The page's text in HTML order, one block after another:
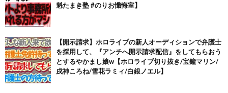
魁たまき塾 #のりお懺悔室】
【開示請求】ホロライブの新人オーディションで弁護士
を採用して、『アンチへ開示請求配信』をしてもらおう
とするやかまし娘w【ホロライブ切り抜き/宝鐘マリン/
戌神ころね/雪花ラミィ/白銀ノエル】